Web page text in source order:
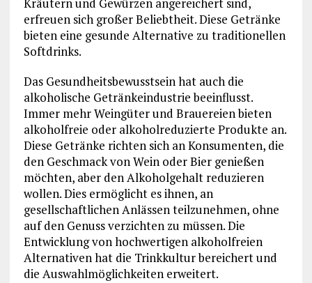
Kräutern und Gewürzen angereichert sind,
erfreuen sich großer Beliebtheit. Diese Getränke
bieten eine gesunde Alternative zu traditionellen
Softdrinks.
Das Gesundheitsbewusstsein hat auch die
alkoholische Getränkeindustrie beeinflusst.
Immer mehr Weingüter und Brauereien bieten
alkoholfreie oder alkoholreduzierte Produkte an.
Diese Getränke richten sich an Konsumenten, die
den Geschmack von Wein oder Bier genießen
möchten, aber den Alkoholgehalt reduzieren
wollen. Dies ermöglicht es ihnen, an
gesellschaftlichen Anlässen teilzunehmen, ohne
auf den Genuss verzichten zu müssen. Die
Entwicklung von hochwertigen alkoholfreien
Alternativen hat die Trinkkultur bereichert und
die Auswahlmöglichkeiten erweitert.